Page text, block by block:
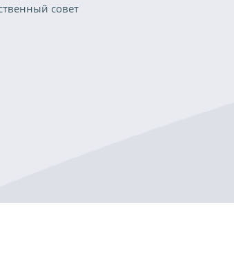
совет